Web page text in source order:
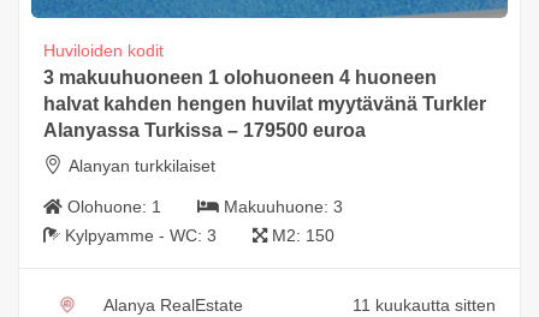
Huviloiden kodit
3 makuuhuoneen 1 olohuoneen 4 huoneen
halvat kahden hengen huvilat myytävänä Turkler
Alanyassa Turkissa – 179500 euroa
Alanyan turkkilaiset
Olohuone: 1 Makuuhuone: 3
Kylpyamme - WC: 3 M2: 150
Alanya RealEstate 11 kuukautta sitten